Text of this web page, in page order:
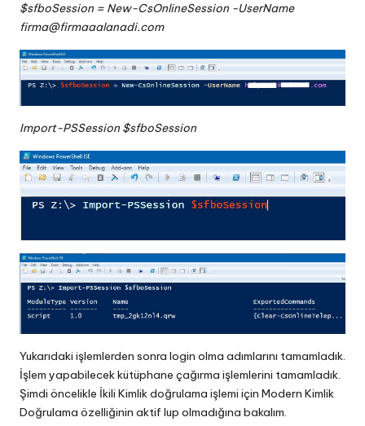
$sfboSession = New-CsOnlineSession -UserName
firma@firmaaalanadi.com
Import-PSSession $sfboSession
Yukarıdaki işlemlerden sonra login olma adımlarını tamamladık.
İşlem yapabilecek kütüphane çağırma işlemlerini tamamladık.
Şimdi öncelikle İkili Kimlik doğrulama işlemi için Modern Kimlik
Doğrulama özelliğinin aktif lup olmadığına bakalım.